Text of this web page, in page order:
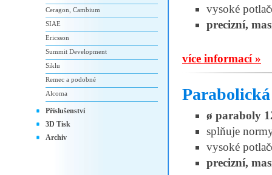
vysoké
precizní,
více informací »
ø paraboly
splňuje
vysoké
precizní,
Ceragon, Cambium
SIAE
Ericsson
Summit Development
Siklu
Remec a podobné
Alcoma
Příslušenství
3D Tisk
Archiv